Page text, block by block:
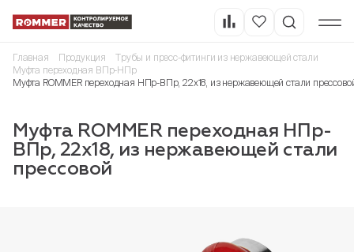
Главная Продукция
Трубы и пресс-фитинги из нержавеющей стали
Муфта переходная ВПр-НПр
Муфта ROMMER переходная НПр-ВПр, 22х18, из нержавеющей стали
Муфта ROMMER переходная НПр-
ВПр, 22х18, из нержавеющей стали
прессовой